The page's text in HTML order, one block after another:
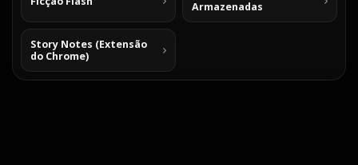
Armazenadas
Story Notes (Extensão
do Chrome)